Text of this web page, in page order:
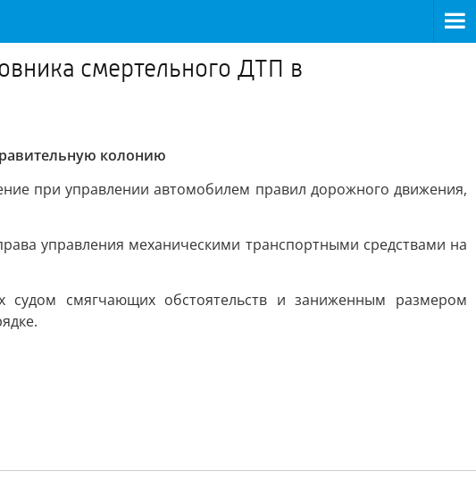
смертельного ДТП в
колонию
при управлении автомобилем правил дорожного движения,
управления механическими транспортными средствами на
судом смягчающих обстоятельств и заниженным размером